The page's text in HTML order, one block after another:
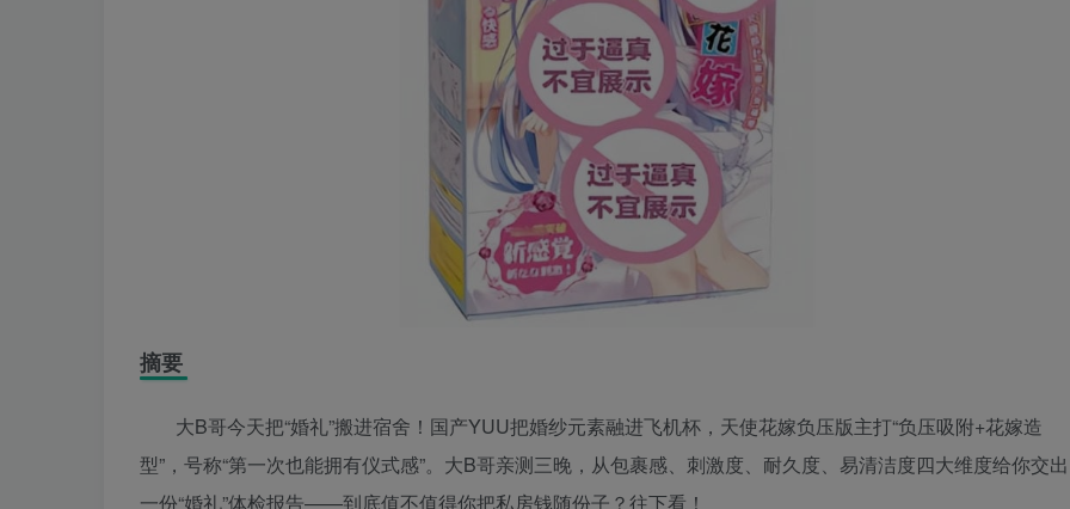
摘要
大B哥今天把“婚礼”搬进宿舍！国产YUU把婚纱元素融进飞机杯，天使花嫁负压版主打“负压吸附+花嫁造
型”，号称“第一次也能拥有仪式感”。大B哥亲测三晚，从包裹感、刺激度、耐久度、易清洁度四大维度给你交出
一份“婚礼”体检报告——到底值不值得你把私房钱随份子？往下看！